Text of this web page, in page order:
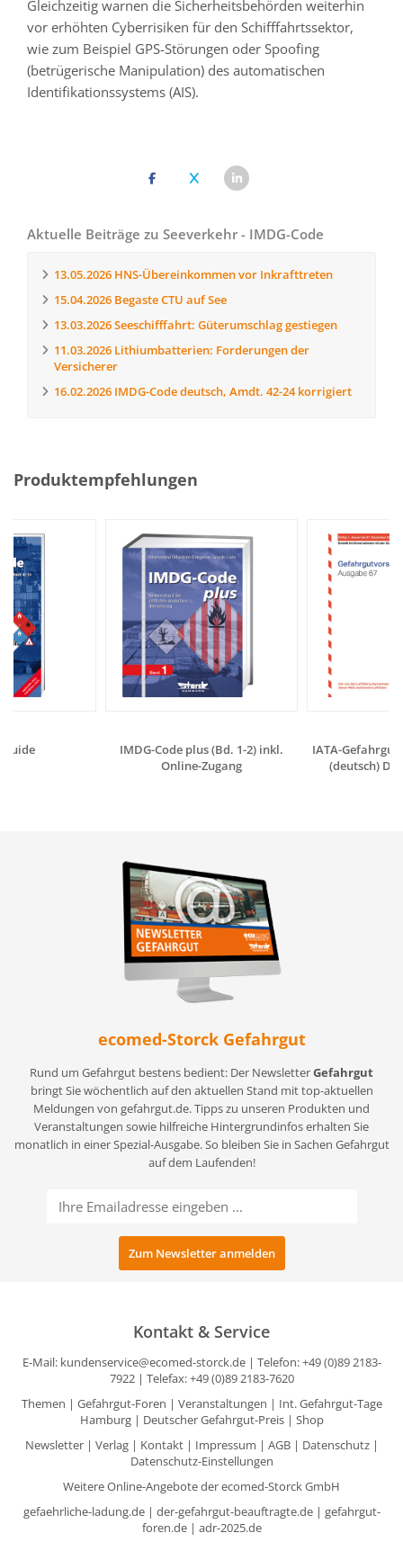
Gleichzeitig warnen die Sicherheitsbehörden weiterhin
vor erhöhten Cyberrisiken für den Schifffahrtssektor,
wie zum Beispiel GPS-Störungen oder Spoofing
(betrügerische Manipulation) des automatischen
Identifikationssystems (AIS).
Aktuelle Beiträge zu Seeverkehr - IMDG-Code
13.05.2026 HNS-Übereinkommen vor Inkrafttreten
15.04.2026 Begaste CTU auf See
13.03.2026Seeschifffahrt: Güterumschlag gestiegen
11.03.2026 Lithiumbatterien: Forderungen der
Versicherer
16.02.2026 IMDG-Code deutsch, Amdt. 42-24 korrigiert
Produktempfehlungen
IMDG-Code plus (Bd. 1-2) inkl.
Online-Zugang
IATA-
(deutsch)
ecomed-Storck Gefahrgut
Rund um Gefahrgut bestens bedient: Der NewsletterGefahrgut
bringt Sie wöchentlich auf den aktuellen Stand mit top-aktuellen
Meldungen von gefahrgut.de. Tipps zu unseren Produkten und
Veranstaltungen sowie hilfreiche Hintergrundinfos erhalten Sie
monatlich in einer Spezial-Ausgabe. So bleiben Sie in Sachen Gefahrgut
auf dem Laufenden!
Kontakt & Service
E-Mail: kundenservice@ecomed-storck.de| Telefon: +49 (0)89 2183-
7922 | Telefax: +49 (0)89 2183-7620
Themen | Gefahrgut-Foren | Veranstaltungen | Int. Gefahrgut-Tage
Hamburg| Deutscher Gefahrgut-Preis| Shop
Newsletter| Verlag| Kontakt| Impressum | AGB| Datenschutz|
Datenschutz-Einstellungen
Weitere Online-Angebote der ecomed-Storck GmbH
gefaehrliche-ladung.de| der-gefahrgut-beauftragte.de| gefahrgut-
foren.de| adr-2025.de